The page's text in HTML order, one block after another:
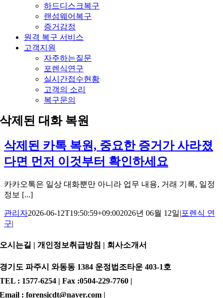
하드디스크복구
랜섬웨어복구
증거감정
원격 복구 서비스
고객지원
자주하는질문
포렌식연구
실시간접수현황
고객의 소리
복구문의
삭제된 대화 복원
삭제된 카톡 복원, 중요한 증거가 사라졌
다면 먼저 이것부터 확인하세요
카카오톡은 일상 대화뿐만 아니라 업무 내용, 거래 기록, 일정
정보 [...]
관리자2026-06-12T19:50:59+09:002026년 06월 12일|포렌식 연
구|
오시는길 | 개인정보취급방침 | 회사소개서
경기도 파주시 와동동 1384 운정법조타운 403-1호
TEL : 1577-6254 | Fax :0504-229-7760 |
Email : forensicdt@naver.com |